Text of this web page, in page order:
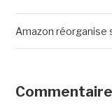
Amazon réorganise
Commentaire